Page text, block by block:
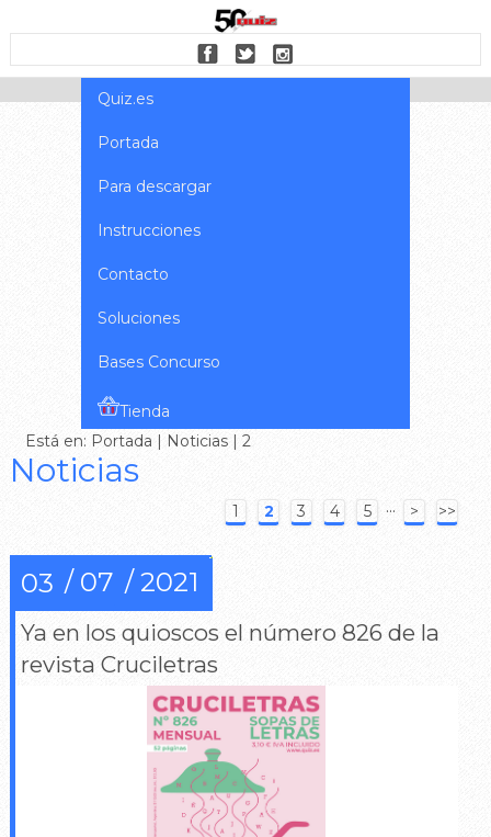
Quiz.es
Portada
Para descargar
Instrucciones
Contacto
Soluciones
Bases Concurso
Tienda
Está en: Portada | Noticias| 2
Noticias
1 2 3 4 5 ··· > >>
03 07 2021
Ya en los quioscos el número 826 de la
revista Cruciletras